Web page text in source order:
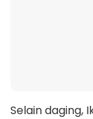
Selain daging,